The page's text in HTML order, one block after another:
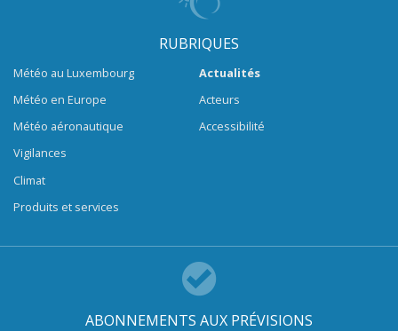
RUBRIQUES
Météo au Luxembourg
Météo en Europe
Météo aéronautique
Vigilances
Climat
Produits et services
Actualités
Acteurs
Accessibilité
ABONNEMENTS AUX PRÉVISIONS